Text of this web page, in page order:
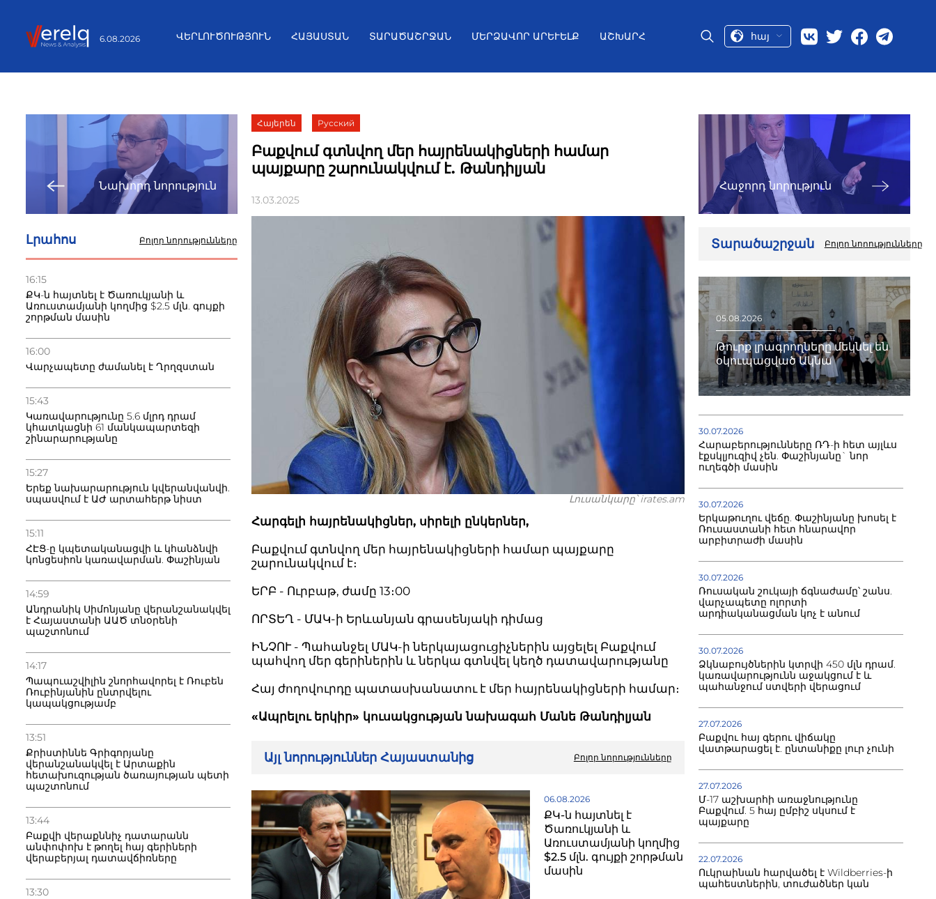
6.08.2026 ՎԵՐԼՈՒԾՈՒԹՅՈՒՆ ՀԱՅԱՍՏԱՆ ՏԱՐԱԾԱՇՐՋԱՆ ՄԵՐՁԱՎՈՐ ԱՐԵՒԵԼՔ ԱՇԽԱՐՀ հայ
Նախորդ նորություն
Լրահոս Բոլոր նորությունները
16:15
ՔԿ-ն հայտնել է Ծառուկյանի և
Առուստամյանի կողմից $2.5 մլն. գույքի
շորթման մասին
16:00
Վարչապետը ժամանել է Ղրղզստան
15:43
Կառավարությունը 5.6 մլրդ դրամ
կհատկացնի 61 մանկապարտեզի
շինարարությանը
15:27
Երեք նախարարություն կվերանվանվի.
սպասվում է ԱԺ արտահերթ նիստ
15:11
ՀԷՑ-ը կպետականացվի և կհանձնվի
կոնցեսիոն կառավարման. Փաշինյան
14:59
Անդրանիկ Սիմոնյանը վերանշանակվել
է Հայաստանի ԱԱԾ տնօրենի
պաշտոնում
14:17
Պապուաշվիլին շնորհավորել է Ռուբեն
Ռուբինյանին ընտրվելու
կապակցությամբ
13:51
Քրիստիննե Գրիգորյանը
վերանշանակվել է Արտաքին
հետախուզության ծառայության պետի
պաշտոնում
13:44
Բաքվի վերաքննիչ դատարանն
անփոփոխ է թողել հայ գերիների
վերաբերյալ դատավճիռները
13:30
Հայերեն Русский
Բաքվում գտնվող մեր հայրենակիցների համար
պայքարը շարունակվում է. Թանդիլյան
13.03.2025
Լուսանկարը՝ irates.am
Հարգելի հայրենակիցներ, սիրելի ընկերներ,
Բաքվում գտնվող մեր հայրենակիցների համար պայքարը
շարունակվում է։
ԵՐԲ - Ուրբաթ, ժամը 13։00
ՈՐՏԵՂ - ՄԱԿ-ի Երևանյան գրասենյակի դիմաց
ԻՆՉՈՒ - Պահանջել ՄԱԿ-ի ներկայացուցիչներին այցելել Բաքվում
պահվող մեր գերիներին և ներկա գտնվել կեղծ դատավարությանը
Հայ ժողովուրդը պատասխանատու է մեր հայրենակիցների համար։
«Ապրելու երկիր» կուսակցության նախագահ Մանե Թանդիլյան
Այլ նորություններ Հայաստանից Բոլոր նորությունները
06.08.2026
ՔԿ-ն հայտնել է
Ծառուկյանի և
Առուստամյանի կողմից
$2.5 մլն. գույքի շորթման
մասին
Հաջորդ նորություն
Տարածաշրջան Բոլոր նորությունները
05.08.2026
Թուրք լրագրողները մեկնել են
օկուպացված Ակնա
30.07.2026
Հարաբերությունները ՌԴ-ի հետ այլևս
էքսկլյուզիվ չեն. Փաշինյանը` նոր
ուղեգծի մասին
30.07.2026
Երկաթուղու վեճը. Փաշինյանը խոսել է
Ռուսաստանի հետ հնարավոր
արբիտրաժի մասին
30.07.2026
Ռուսական շուկայի ճգնաժամը՝ շանս.
վարչապետը ոլորտի
արդիականացման կոչ է անում
30.07.2026
Ձկնաբույծներին կտրվի 450 մլն դրամ.
կառավարությունն աջակցում է և
պահանջում ստվերի վերացում
27.07.2026
Բաքվու հայ գերու վիճակը
վատթարացել է. ընտանիքը լուր չունի
27.07.2026
Մ-17 աշխարհի առաջնությունը
Բաքվում. 5 հայ ըմբիշ սկսում է
պայքարը
22.07.2026
Ուկրաինան հարվածել է Wildberries-ի
պահեստներին, տուժածներ կան